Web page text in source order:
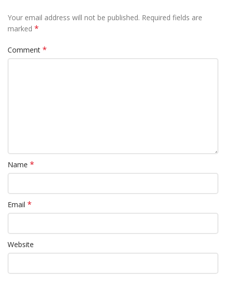
Your email address will not be published. Required fields are
marked *
Comment *
Name *
Email *
Website